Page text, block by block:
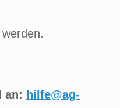
an: hilfe@ag-